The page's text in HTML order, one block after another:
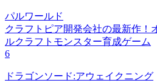
パルワールド
クラフトピア開発会社の最新作！
ルクラフトモンスター育成ゲーム
6
ドラゴンソード:アウェイクニング